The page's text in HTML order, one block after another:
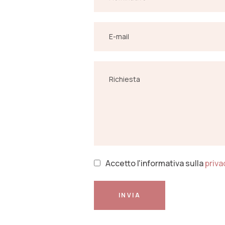
Accetto l'informativa sulla
INVIA